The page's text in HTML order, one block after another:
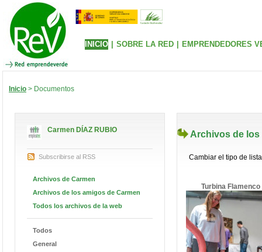
INICIO SOBRE LA RED EMPRENDEDORES
Inicio > Documentos
Carmen DÍAZ RUBIO
Subscribirse al RSS
Archivos de Carmen
Archivos de los amigos de Carmen
Todos los archivos de la web
Todos
General
Archivos de los
Cambiar el tipo de
Turbina Flamenco